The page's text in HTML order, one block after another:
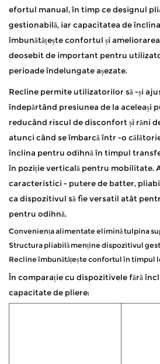
efortul manual, în timp ce designul
gestionabilă, iar capacitatea de
îmbunătățește confortul și
deosebit de important pentru
perioade îndelungate așezate.
Recline permite utilizatorilor să -și
îndepărtând presiunea de la aceleași
reducând riscul de disconfort și răni
atunci când se îmbarcă într -o
înclina pentru odihnă în timpul
în poziție verticală pentru mobilitate.
caracteristici - putere de batter,
ca dispozitivul să fie versatil atât
pentru odihnă.
Conveniența alimentate elimină tulpina
Structura pliabilă menține dispozitivul
Recline îmbunătățește confortul în timpul
În comparație cu dispozitivele fără
capacitate de pliere: